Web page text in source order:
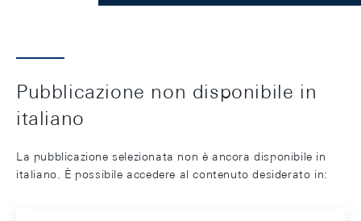
Pubblicazione non disponibile in
italiano
La pubblicazione selezionata non è ancora disponibile in
italiano. È possibile accedere al contenuto desiderato in: